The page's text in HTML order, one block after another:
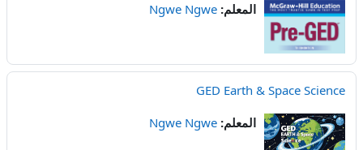
المعلم: Ngwe Ngwe
GED Earth & Space Science
المعلم: Ngwe Ngwe